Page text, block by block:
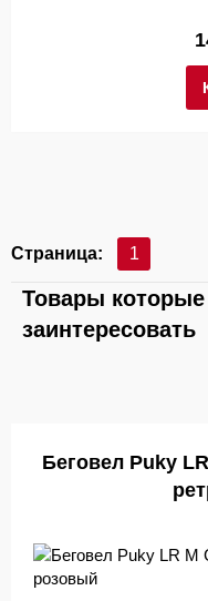
Страница: 1
Товары которые
заинтересовать
Беговел Puky